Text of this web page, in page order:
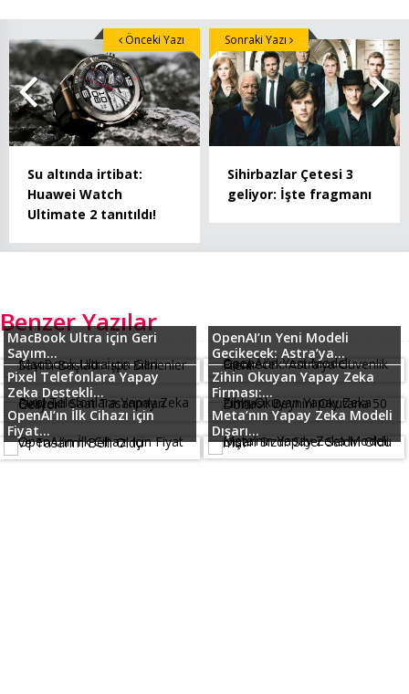
Su altında irtibat:
Huawei Watch
Ultimate 2 tanıtıldı!
Önceki Yazı
Sihirbazlar Çetesi 3
geliyor: İşte fragmanı
Sonraki Yazı
Benzer Yazılar
MacBook Ultra için Geri
Sayım...
OpenAI’ın Yeni Modeli
Gecikecek: Astra’ya...
Pixel Telefonlara Yapay
Zeka Destekli...
Zihin Okuyan Yapay Zeka
Firması:...
OpenAI’ın İlk Cihazı için
Fiyat...
Meta’nın Yapay Zeka Modeli
Dışarı...